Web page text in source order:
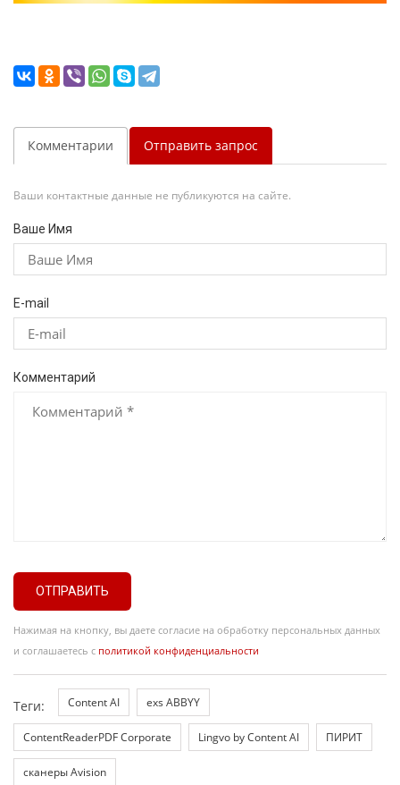
Комментарии Отправить запрос
Ваши контактные данные не публикуются на сайте.
Ваше Имя
E-mail
Комментарий
ОТПРАВИТЬ
Нажимая на кнопку, вы даете согласие на обработку персональных данных
и соглашаетесь с политикой конфиденциальности
Теги: Content AI exs ABBYY
ContentReaderPDF Corporate Lingvo by Content AI ПИРИТ
сканеры Avision